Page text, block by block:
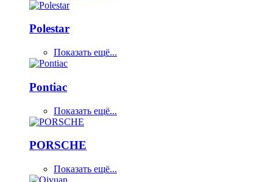
Polestar
Показать ещё...
Pontiac
Показать ещё...
PORSCHE
Показать ещё...